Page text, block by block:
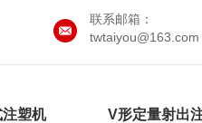
联系邮箱：
twtaiyou@163.com
塑机 V形定量射出